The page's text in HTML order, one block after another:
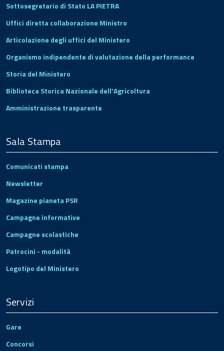
Sottosegretario di Stato LA PIETRA
Uffici diretta collaborazione Ministro
Articolazione degli uffici del Ministero
Organismo indipendente di valutazione della performance
Storia del Ministero
Biblioteca Storica Nazionale dell'Agricoltura
Amministrazione trasparente
Sala Stampa
Comunicati stampa
Newsletter
Magazine pianeta PSR
Campagne informative
Campagne scolastiche
Patrocini - modalità
Logotipo del Ministero
Servizi
Gare
Concorsi